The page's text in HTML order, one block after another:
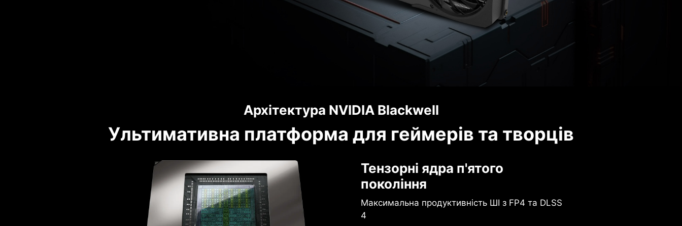
Архітектура NVIDIA Blackwell
Ультимативна платформа для геймерів та творців
Тензорні ядра п'ятого
покоління
Максимальна продуктивність ШІ з FP4 та DLSS
4